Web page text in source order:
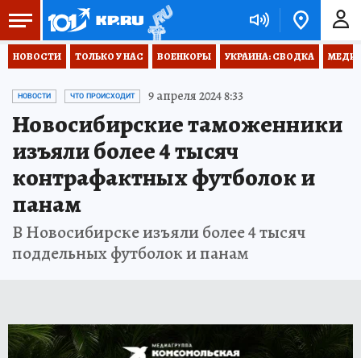
НОВОСТИ ТОЛЬКО У НАС ВОЕНКОРЫ УКРАИНА: СВОДКА
НОВОСТИ ЧТО ПРОИСХОДИТ 9 апреля 2024 8:33
Новосибирские таможенники
изъяли более 4 тысяч
контрафактных футболок и
панам
В Новосибирске изъяли более 4 тысяч
поддельных футболок и панам